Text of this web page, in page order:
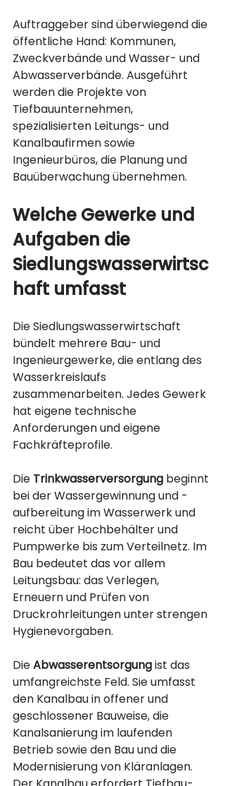
Auftraggeber sind überwiegend die
öffentliche Hand: Kommunen,
Zweckverbände und Wasser- und
Abwasserverbände. Ausgeführt
werden die Projekte von
Tiefbauunternehmen,
spezialisierten Leitungs- und
Kanalbaufirmen sowie
Ingenieurbüros, die Planung und
Bauüberwachung übernehmen.
Welche Gewerke und
Aufgaben die
Siedlungswasserwirtsc
haft umfasst
Die Siedlungswasserwirtschaft
bündelt mehrere Bau- und
Ingenieurgewerke, die entlang des
Wasserkreislaufs
zusammenarbeiten. Jedes Gewerk
hat eigene technische
Anforderungen und eigene
Fachkräfteprofile.
Die Trinkwasserversorgung beginnt
bei der Wassergewinnung und -
aufbereitung im Wasserwerk und
reicht über Hochbehälter und
Pumpwerke bis zum Verteilnetz. Im
Bau bedeutet das vor allem
Leitungsbau: das Verlegen,
Erneuern und Prüfen von
Druckrohrleitungen unter strengen
Hygienevorgaben.
Die Abwasserentsorgung ist das
umfangreichste Feld. Sie umfasst
den Kanalbau in offener und
geschlossener Bauweise, die
Kanalsanierung im laufenden
Betrieb sowie den Bau und die
Modernisierung von Kläranlagen.